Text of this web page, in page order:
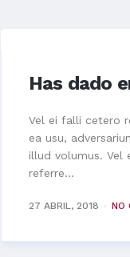
Has dado
Vel ei falli cetero
ea usu,
illud volumus. Vel
referre...
27 ABRIL, 2018 NO